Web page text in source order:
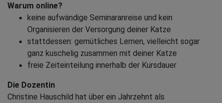
Warum online?
keine aufwändige Seminaranreise und kein
Organisieren der Versorgung deiner Katze
stattdessen: gemütliches Lernen, vielleicht sogar
ganz kuschelig zusammen mit deiner Katze
freie Zeiteinteilung innerhalb der Kursdauer
Die Dozentin
Christine Hauschild hat über ein Jahrzehnt als